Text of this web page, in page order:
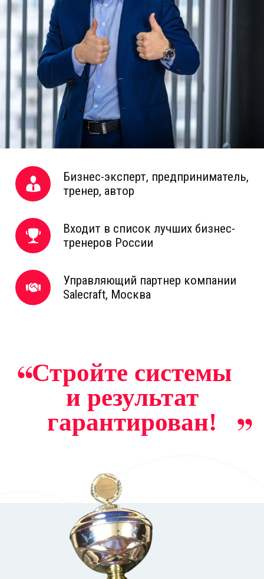
Бизнес-эксперт, предприниматель,
тренер, автор
Входит в список лучших бизнес-
тренеров России
Управляющий партнер компании
Salecraft, Москва
Стройте системы
и результат
гарантирован!